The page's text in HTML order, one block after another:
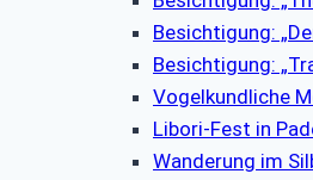
Besichtigung:
Besichtigung:
Vogelkundliche
Libori-Fest in
Wanderung im